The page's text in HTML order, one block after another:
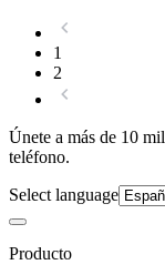
1
2
Únete a más de 10
teléfono.
Select language
Producto